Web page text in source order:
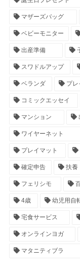
マザーズバッグ
ベビーモニター
出産準備
スワドルアップ
ベランダ プレ
コミックエッセイ
マンション
ワイヤーネット
プレイマット
確定申告 扶養
フェリシモ
4歳 幼児用自
宅食サービス
オンラインヨガ
マタニティブラ